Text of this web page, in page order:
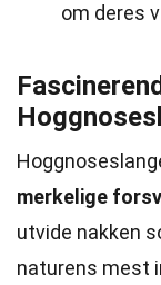
om deres
merkelige
utvide nakken
naturens mest